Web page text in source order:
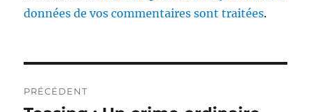
données de vos commentaires sont traitées.
de
PRÉCÉDENT